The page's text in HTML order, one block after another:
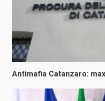
Antimafia Catanzaro: